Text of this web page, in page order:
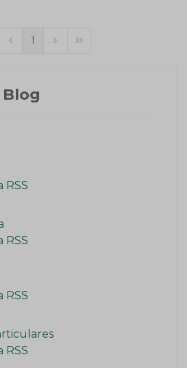
Page
Previous Page
1 Next PageLast Page
RSS
RSS
RSS
RSS